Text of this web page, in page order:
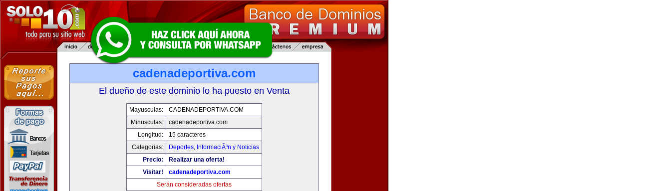
cadenadeportiva.com
El dueño de este dominio lo ha puesto en Venta
Mayusculas:
CADENADEPORTIVA.COM
Minusculas:
cadenadeportiva.com
Longitud:
15 caracteres
Categorias:
Deportes, InformaciÃ³n y Noticias
Precio:
Realizar una oferta!
Visitar!
cadenadeportiva.com
Serán consideradas ofertas